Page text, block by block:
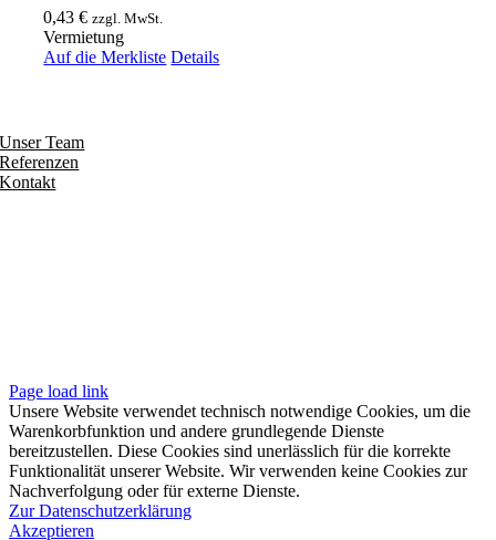
0,43€ zzgl. MwSt.
Vermietung
Auf die Merkliste Details
Unser Team
Referenzen
Kontakt
Page load link
Unsere Website verwendet technisch notwendige Cookies, um die
Warenkorbfunktion und andere grundlegende Dienste
bereitzustellen. Diese Cookies sind unerlässlich für die korrekte
Funktionalität unserer Website. Wir verwenden keine Cookies zur
Nachverfolgung oder für externe Dienste.
Zur Datenschutzerklärung
Akzeptieren